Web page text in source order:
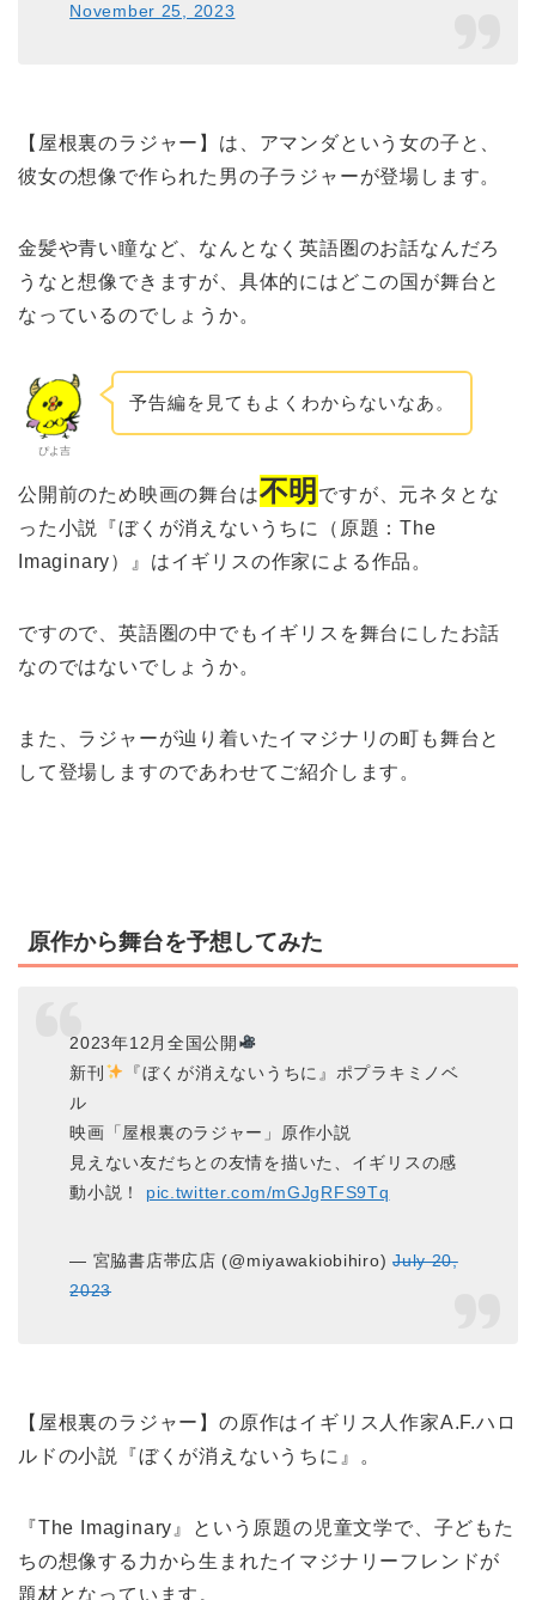
November 25, 2023
【屋根裏のラジャー】は、アマンダという女の子と、
彼女の想像で作られた男の子ラジャーが登場します。
金髪や青い瞳など、なんとなく英語圏のお話なんだろ
うなと想像できますが、具体的にはどこの国が舞台と
なっているのでしょうか。
ぴよ吉
予告編を見てもよくわからないなあ。
公開前のため映画の舞台は不明 ですが、元ネタとな
った小説『ぼくが消えないうちに（原題：The
Imaginary）』はイギリスの作家による作品。
ですので、英語圏の中でもイギリスを舞台にしたお話
なのではないでしょうか。
また、ラジャーが辿り着いたイマジナリの町も舞台と
して登場しますのであわせてご紹介します。
原作から舞台を予想してみた
2023年12月全国公開
新刊
『ぼくが消えないうちに』ポプラキミノベ
ル
映画「屋根裏のラジャー」原作小説
見えない友だちとの友情を描いた、イギリスの感
動小説！ pic.twitter.com/mGJgRFS9Tq
— 宮脇書店帯広店 (@miyawakiobihiro)July 20,
2023
【屋根裏のラジャー】の原作はイギリス人作家A.F.ハロ
ルドの小説『ぼくが消えないうちに』。
『The Imaginary』という原題の児童文学で、子どもた
ちの想像する力から生まれたイマジナリーフレンドが
題材となっています。